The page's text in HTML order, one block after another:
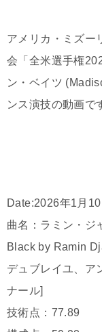
アメリカ・ミズー
会「全米選手権
ン・ベイツ
ンス演技の動画で
Date:2026年1月10
曲名：ラミン・
Black by Ramin
デュブレイユ、ア
ナール]
技術点：77.89